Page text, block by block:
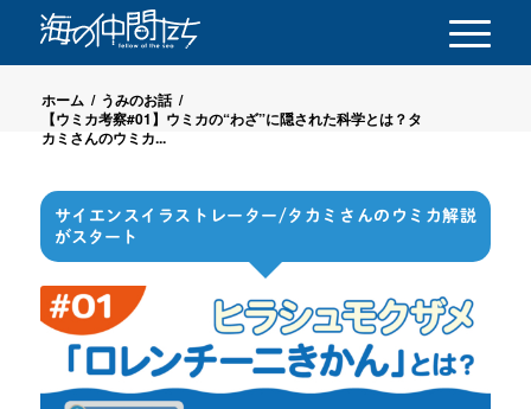
ホーム / うみのお話 /
【ウミカ考察#01】ウミカの“わざ”に隠された科学とは？タ
カミさんのウミカ...
サイエンスイラストレーター/タカミさんのウミカ解説
がスタート